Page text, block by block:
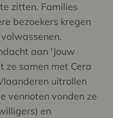
zitten. Families
bezoekers kregen
aan 'Jouw
samen met Cera
uitrollen
vennoten vonden ze
en